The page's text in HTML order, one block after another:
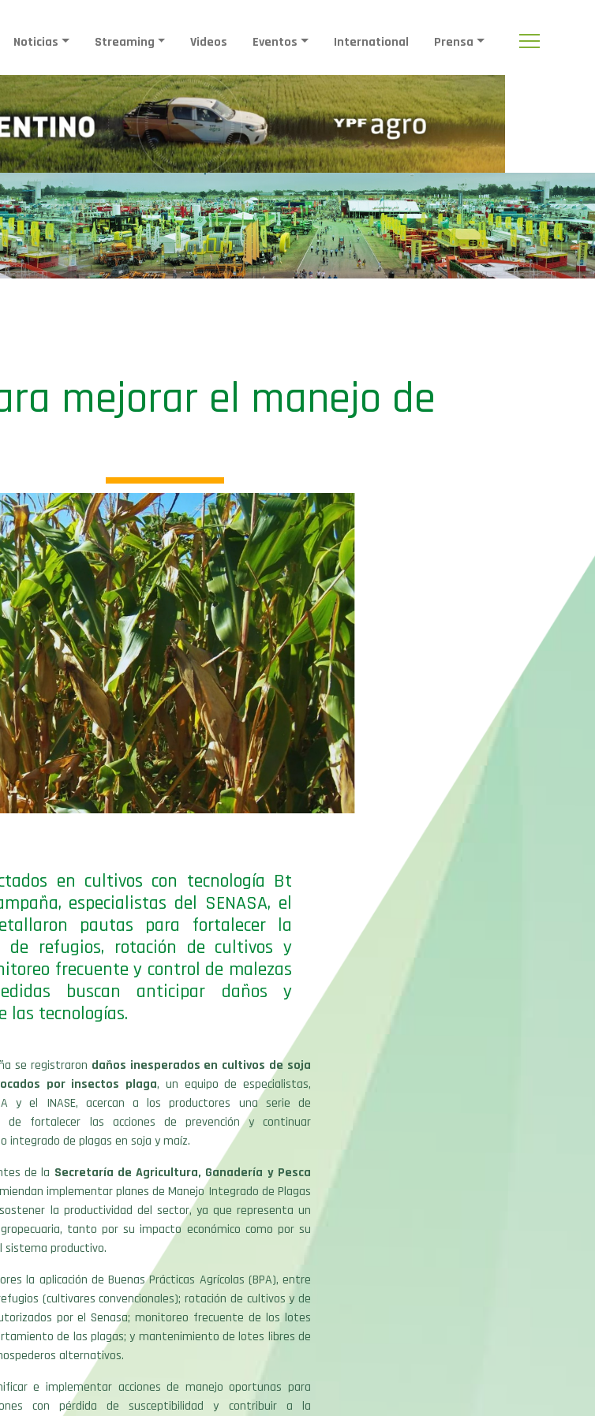
Noticias Streaming Videos Eventos International Prensa
mejorar el manejo de
en cultivos con tecnología Bt
especialistas del SENASA, el
pautas para fortalecer la
de refugios, rotación de cultivos y
frecuente y control de malezas
buscan anticipar daños y
las tecnologías.
se registraron daños inesperados en cultivos de soja
por insectos plaga, un equipo de especialistas,
y el INASE, acercan a los productores una serie de
de fortalecer las acciones de prevención y continuar
integrado de plagas en soja y maíz.
de la Secretaría de Agricultura, Ganadería y Pesca
implementar planes de Manejo Integrado de Plagas
la productividad del sector, ya que representa un
tanto por su impacto económico como por su
sistema productivo.
la aplicación de Buenas Prácticas Agrícolas (BPA), entre
(cultivares convencionales); rotación de cultivos y de
por el Senasa; monitoreo frecuente de los lotes
de las plagas; y mantenimiento de lotes libres de
alternativos.
e implementar acciones de manejo oportunas para
con pérdida de susceptibilidad y contribuir a la